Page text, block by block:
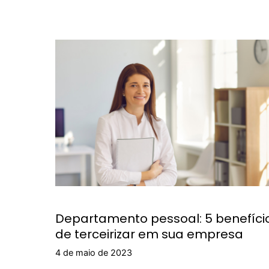
Departamento pessoal: 5
de terceirizar em sua empresa
4 de maio de 2023